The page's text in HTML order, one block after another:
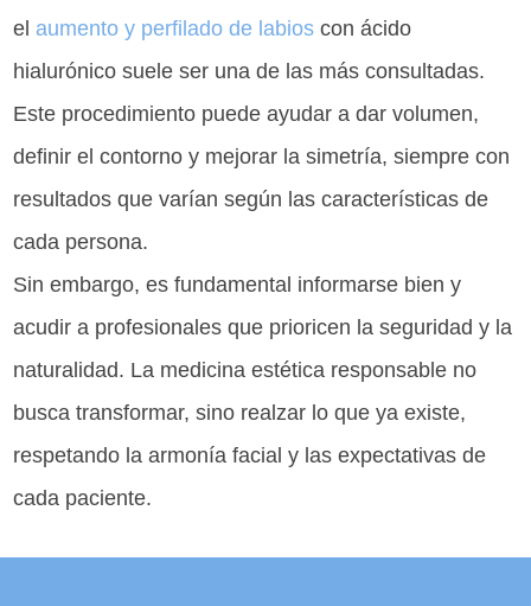
elaumento y perfilado de labios con ácido
hialurónico suele ser una de las más consultadas.
Este procedimiento puede ayudar a dar volumen,
definir el contorno y mejorar la simetría, siempre con
resultados que varían según las características de
cada persona.
Sin embargo, es fundamental informarse bien y
acudir a profesionales que prioricen la seguridad y la
naturalidad. La medicina estética responsable no
busca transformar, sino realzar lo que ya existe,
respetando la armonía facial y las expectativas de
cada paciente.